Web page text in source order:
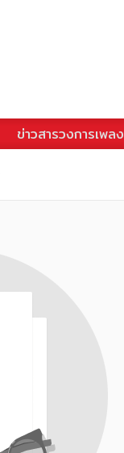
ข่าวสารวงการเพลง